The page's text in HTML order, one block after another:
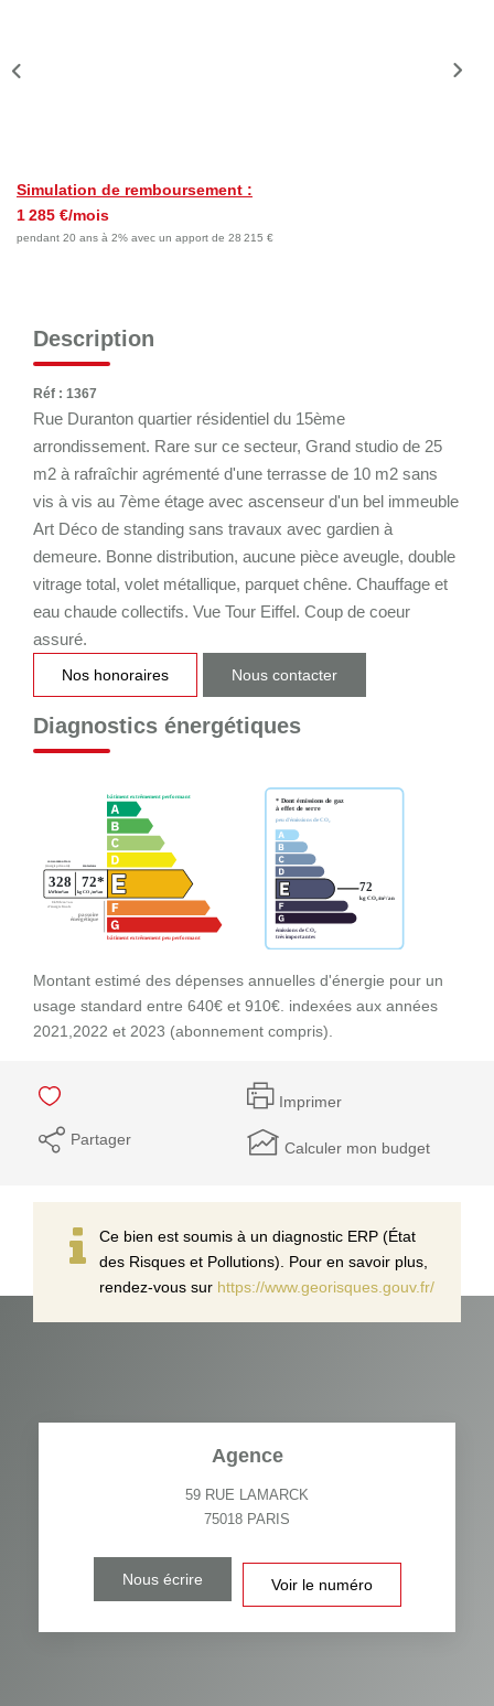
Simulation de remboursement :
1 285 €/mois
pendant 20 ans à 2% avec un apport de 28 215 €
Description
Réf : 1367
Rue Duranton quartier résidentiel du 15ème
arrondissement. Rare sur ce secteur, Grand studio de 25
m2 à rafraîchir agrémenté d'une terrasse de 10 m2 sans
vis à vis au 7ème étage avec ascenseur d'un bel immeuble
Art Déco de standing sans travaux avec gardien à
demeure. Bonne distribution, aucune pièce aveugle, double
vitrage total, volet métallique, parquet chêne. Chauffage et
eau chaude collectifs. Vue Tour Eiffel. Coup de coeur
assuré.
Nos honoraires Nous contacter
Diagnostics énergétiques
Montant estimé des dépenses annuelles d'énergie pour un
usage standard entre 640€ et 910€. indexées aux années
2021,2022 et 2023 (abonnement compris).
Imprimer
Partager Calculer mon budget
Ce bien est soumis à un diagnostic ERP (État
des Risques et Pollutions). Pour en savoir plus,
rendez-vous sur https://www.georisques.gouv.fr/
Agence
59 RUE LAMARCK
75018 PARIS
Nous écrire Voir le numéro